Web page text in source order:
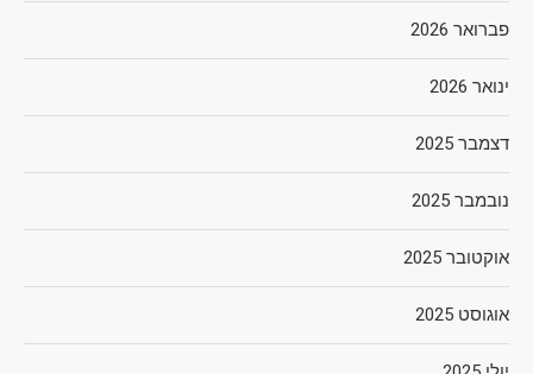
פברואר 2026
ינואר 2026
דצמבר 2025
נובמבר 2025
אוקטובר 2025
אוגוסט 2025